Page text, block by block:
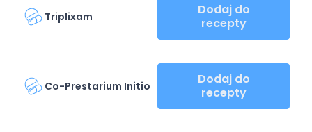
Triplixam
Dodaj do
recepty
Co-Prestarium Initio
Dodaj do
recepty